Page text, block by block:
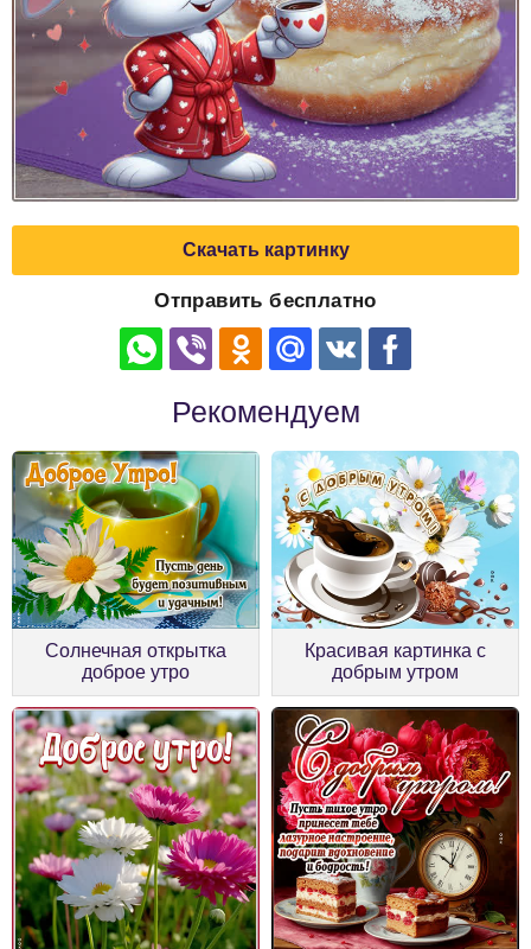
Скачать картинку
Отправить бесплатно
Рекомендуем
Солнечная открытка
доброе утро
Красивая картинка с
добрым утром